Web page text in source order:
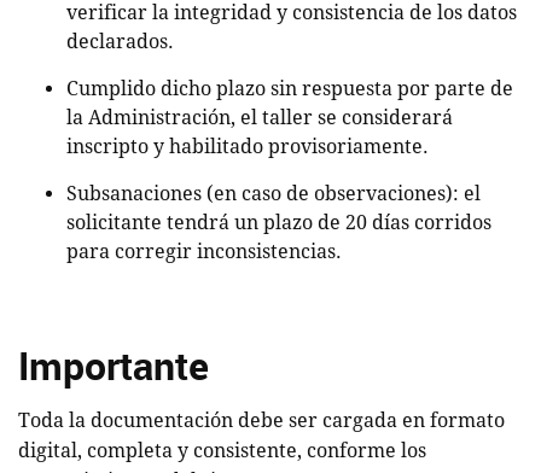
verificar la integridad y consistencia de los datos
declarados.
Cumplido dicho plazo sin respuesta por parte de
la Administración, el taller se considerará
inscripto y habilitado provisoriamente.
Subsanaciones (en caso de observaciones): el
solicitante tendrá un plazo de 20 días corridos
para corregir inconsistencias.
Importante
Toda la documentación debe ser cargada en formato
digital, completa y consistente, conforme los